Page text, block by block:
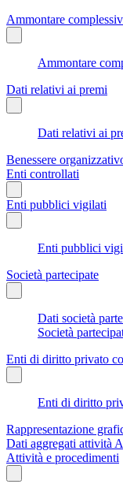
Ammontare
Ammontare
Dati relativi ai premi
Dati relativi ai
Benessere
Enti controllati
Enti pubblici vigilati
Enti pubblici
Società partecipate
Dati società
Società
Enti di diritto privato
Enti di diritto
Rappresentazione
Dati aggregati attività
Attività e procedimenti